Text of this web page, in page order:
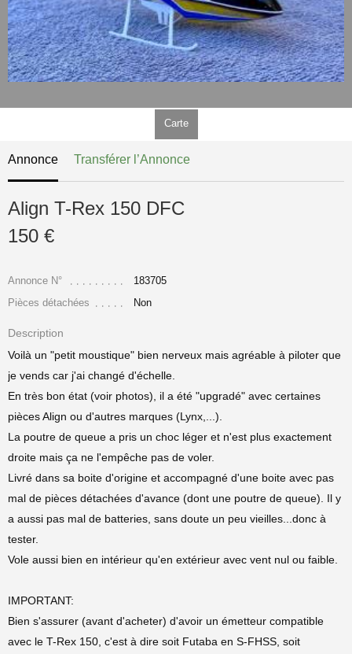
Carte
Annonce Transférer l’Annonce
Align T-Rex 150 DFC
150 €
Annonce N°
183705
Pièces détachées
Non
Description
Voilà un "petit moustique" bien nerveux mais agréable à piloter que
je vends car j'ai changé d'échelle.
En très bon état (voir photos), il a été "upgradé" avec certaines
pièces Align ou d'autres marques (Lynx,...).
La poutre de queue a pris un choc léger et n'est plus exactement
droite mais ça ne l'empêche pas de voler.
Livré dans sa boite d'origine et accompagné d'une boite avec pas
mal de pièces détachées d'avance (dont une poutre de queue). Il y
a aussi pas mal de batteries, sans doute un peu vieilles...donc à
tester.
Vole aussi bien en intérieur qu'en extérieur avec vent nul ou faible.
IMPORTANT:
Bien s'assurer (avant d'acheter) d'avoir un émetteur compatible
avec le T-Rex 150, c'est à dire soit Futaba en S-FHSS, soit